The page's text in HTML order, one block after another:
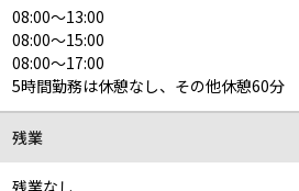
08:00～13:00
08:00～15:00
08:00～17:00
5時間勤務は休憩なし、その他休憩60分
残業
残業なし